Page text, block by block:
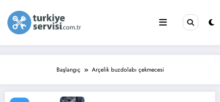
Başlangıç Arçelik buzdolabı çekmecesi